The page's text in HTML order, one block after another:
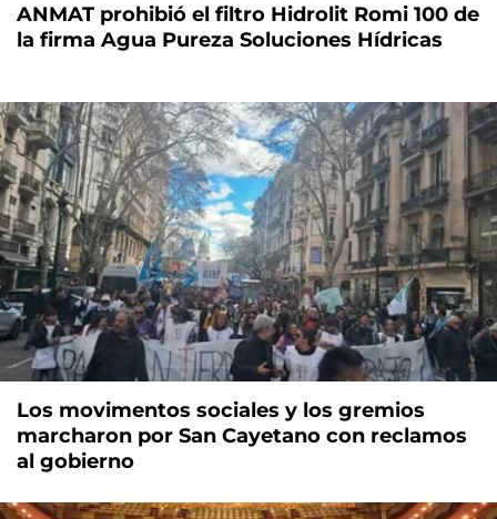
ANMAT prohibió el filtro Hidrolit Romi 100 de
la firma Agua Pureza Soluciones Hídricas
Los movimentos sociales y los gremios
marcharon por San Cayetano con reclamos
al gobierno